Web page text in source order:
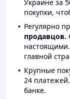
Украине за
покупки,
Регулярно
продавцов.
главной
Крупные
24
банке.